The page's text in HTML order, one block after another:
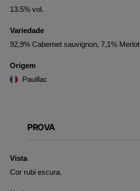
13.5% vol.
Variedade
92,9% Cabernet sauvignon, 7,1% Merlot
Origem
Pauillac
PROVA
Vista
Cor rubi escura.